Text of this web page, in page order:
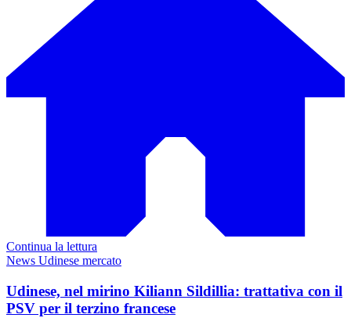
Continua la lettura
News Udinese mercato
Udinese, nel mirino Kiliann Sildillia: trattativa con il
PSV per il terzino francese